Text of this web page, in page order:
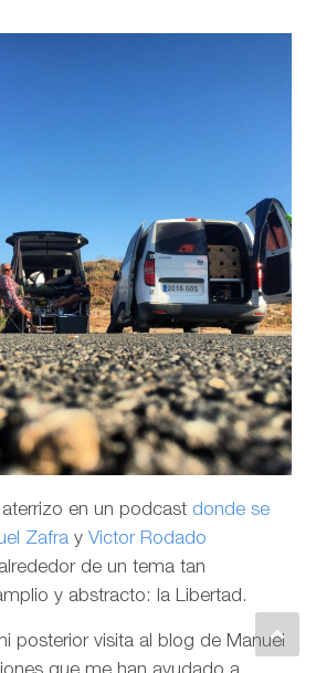
aterrizo en un podcast donde se
Zafra y Victor Rodado
de un tema tan
y abstracto: la Libertad.
posterior visita al blog de Manuel